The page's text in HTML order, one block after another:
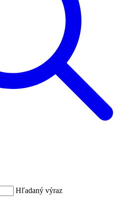
Hľadaný výraz